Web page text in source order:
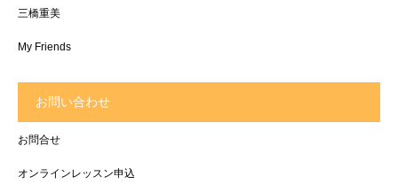
三橋重美
My Friends
お問い合わせ
お問合せ
オンラインレッスン申込